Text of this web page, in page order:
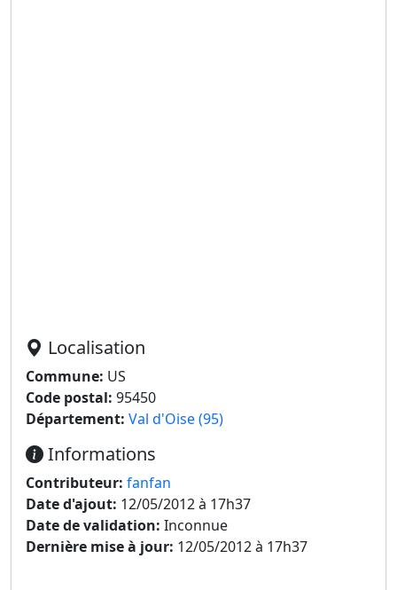
Localisation
Commune: US
Code postal: 95450
Département: Val d'Oise (95)
Informations
Contributeur: fanfan
Date d'ajout: 12/05/2012 à 17h37
Date de validation: Inconnue
Dernière mise à jour: 12/05/2012 à 17h37